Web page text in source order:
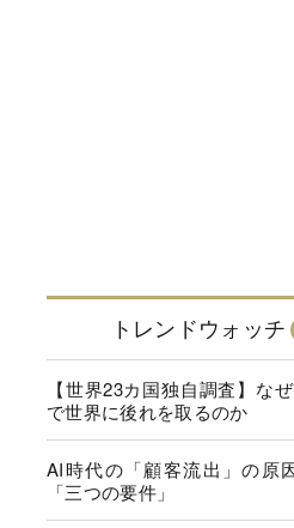
トレンドウォッチ
【世界23カ国独自調査】な
で世界に後れを取るのか
AI時代の「顧客流出」の原
「三つの要件」